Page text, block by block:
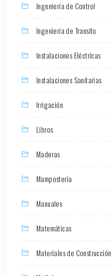
Ingeniería de Control
Ingeniería de Transito
Instalaciones Eléctricas
Instalaciones Sanitarias
Irrigación
Libros
Maderas
Mamposteria
Manuales
Matemáticas
Materiales de Construcción